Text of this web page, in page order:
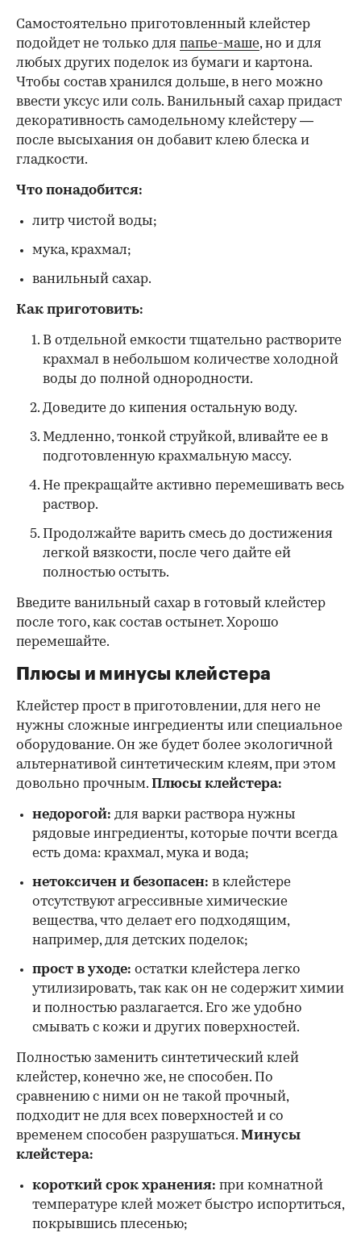
Самостоятельно приготовленный клейстер
подойдет не только для папье-маше, но и для
любых других поделок из бумаги и картона.
Чтобы состав хранился дольше, в него можно
ввести уксус или соль. Ванильный сахар придаст
декоративность самодельному клейстеру —
после высыхания он добавит клею блеска и
гладкости.
Что понадобится:
литр чистой воды;
мука, крахмал;
ванильный сахар.
Как приготовить:
В отдельной емкости тщательно растворите
крахмал в небольшом количестве холодной
воды до полной однородности.
Доведите до кипения остальную воду.
Медленно, тонкой струйкой, вливайте ее в
подготовленную крахмальную массу.
Не прекращайте активно перемешивать весь
раствор.
Продолжайте варить смесь до достижения
легкой вязкости, после чего дайте ей
полностью остыть.
Введите ванильный сахар в готовый клейстер
после того, как состав остынет. Хорошо
перемешайте.
Плюсы и минусы клейстера
Клейстер прост в приготовлении, для него не
нужны сложные ингредиенты или специальное
оборудование. Он же будет более экологичной
альтернативой синтетическим клеям, при этом
довольно прочным. Плюсы клейстера:
недорогой: для варки раствора нужны
рядовые ингредиенты, которые почти всегда
есть дома: крахмал, мука и вода;
нетоксичен и безопасен: в клейстере
отсутствуют агрессивные химические
вещества, что делает его подходящим,
например, для детских поделок;
прост в уходе: остатки клейстера легко
утилизировать, так как он не содержит химии
и полностью разлагается. Его же удобно
смывать с кожи и других поверхностей.
Полностью заменить синтетический клей
клейстер, конечно же, не способен. По
сравнению с ними он не такой прочный,
подходит не для всех поверхностей и со
временем способен разрушаться. Минусы
клейстера:
короткий срок хранения: при комнатной
температуре клей может быстро испортиться,
покрывшись плесенью;